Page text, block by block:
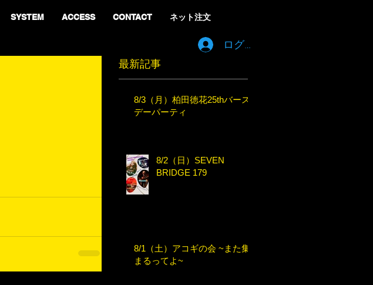
SYSTEM ACCESS CONTACT ネット注文
ログイン
最新記事
8/3（月）柏田徳花25thバース
デーパーティ
8/2（日）SEVEN
BRIDGE 179
8/1（土）アコギの会 ~また集
まるってよ~